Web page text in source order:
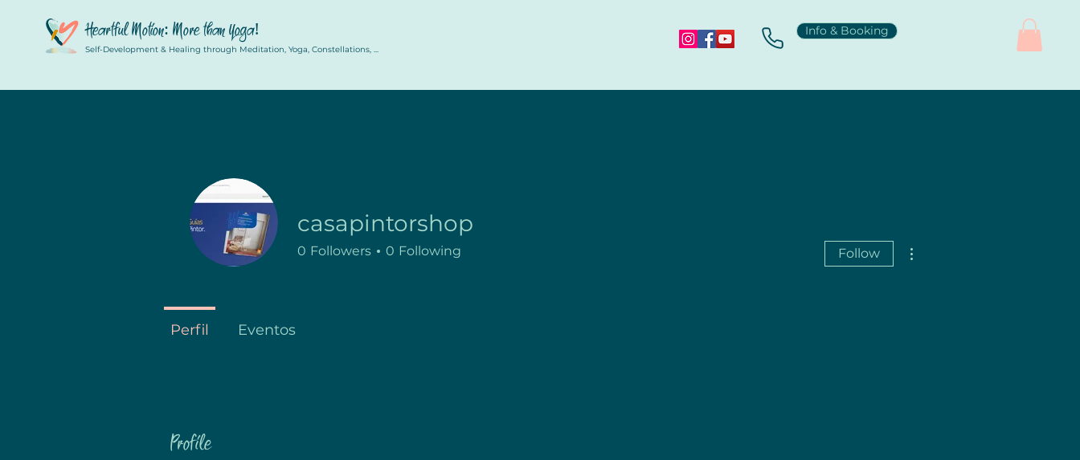
Heartful Motion: More than Yoga!
Self-Development & Healing through Meditation, Yoga, Constellations, ...
Info & Booking
Profile
casapintorshop
0 Followers 0 Following Follow
Perfil Eventos